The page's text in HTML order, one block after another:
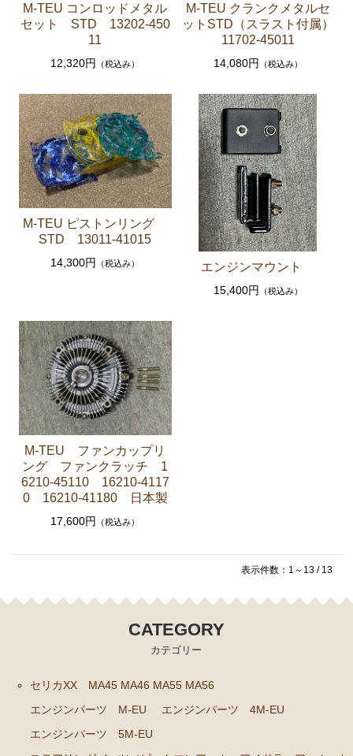
エンジンパーツ 1G-GEU GZ10
エンジンパーツ 1G-EU GZ10
エンジンパーツ 共通（マウント イグニッションコ
ブレーキパーツ（マスターシリンダー リペアキッ
ト ホース など）
クラッチパーツ（マスターシリンダー クラッチレリ
ーズシリンダー オーバーホールキット など）
ステアリングパーツ（各種リペアキット ラックブー
ツ ラックエンド タイロッドエンド など）
足回りパーツ（アッパーマウント ベアリング ボー
ルジョイント ブッシュ類 など）
燃料パーツ（ポンプ フィルター ダンパー センダ
駆動パーツ（センターサポートベアリング ドライブ
シャフトブーツ デフなど）
ウエザーストリップ ワイヤー類
ラベル
エアコン ヒーター関係
ソアラ GZ20 MZ20 MZ21
エンジンパーツ 7M-GTEU MZ20 MZ21
エンジンパーツ 1G-GTEU GZ20
エンジンパーツ 1G-FE GZ20
ブレーキパーツ（マスターシリンダー リペアキッ
ーズシリンダー オーバーホールキット など）
燃料パーツ（ポンプ フィルター ダンパー センダ
ーゲージなど）
M-TEU コンロッドメタル
セット STD 13202-450
11
12,320円 （税込み）
M-TEU クランクメタルセ
ットSTD（スラスト付属）
11702-45011
14,080円 （税込み）
M-TEU ピストンリング
STD 13011-41015
14,300円 （税込み） エンジンマウント
15,400円 （税込み）
M-TEU ファンカップリ
ング ファンクラッチ 1
6210-45110 16210-4117
0 16210-41180 日本製
17,600円 （税込み）
表示件数：1～13 / 13
CATEGORY
カテゴリー
セリカXX MA45 MA46 MA55 MA56
エンジンパーツ M-EU
エンジンパーツ 4M-EU
エンジンパーツ 5M-EU